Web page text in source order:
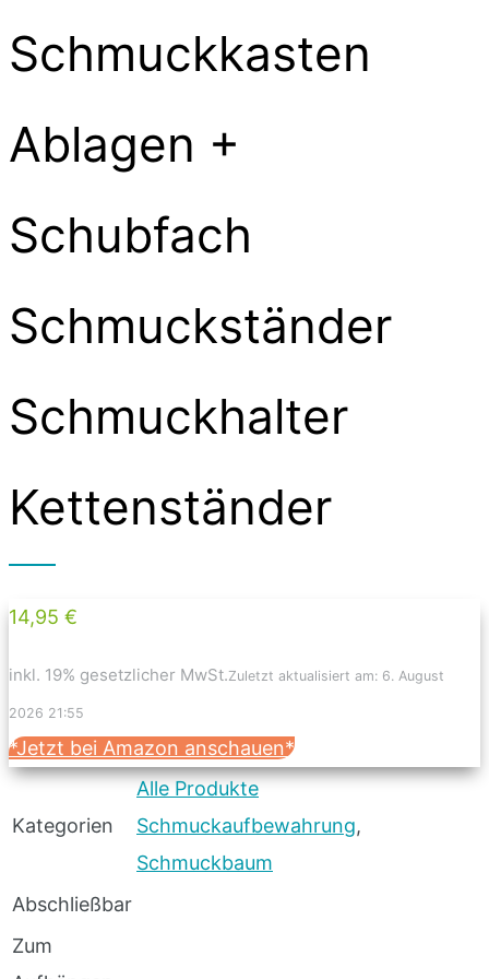
Schmuckkasten
Ablagen +
Schubfach
Schmuckständer
Schmuckhalter
Kettenständer
14,95 €
inkl. 19% gesetzlicher MwSt.Zuletzt aktualisiert am: 6. August
2026 21:55
*Jetzt bei Amazon anschauen*
Kategorien
Alle Produkte
Schmuckaufbewahrung,
Schmuckbaum
Abschließbar
Zum